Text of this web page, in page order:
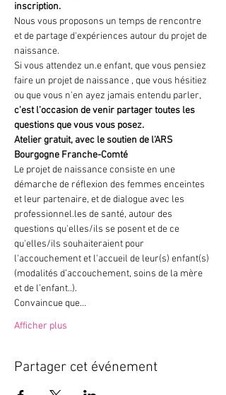
inscription.
Nous vous proposons un temps de rencontre
et de partage d'expériences autour du projet de
naissance.
Si vous attendez un.e enfant, que vous pensiez
faire un projet de naissance , que vous hésitiez
ou que vous n'en ayez jamais entendu parler,
c'est l'occasion de venir partager toutes les
questions que vous vous posez.
Atelier gratuit, avec le soutien de l'ARS
Bourgogne Franche-Comté
Le projet de naissance consiste en une
démarche de réflexion des femmes enceintes
et leur partenaire, et de dialogue avec les
professionnel.les de santé, autour des
questions qu'elles/ils se posent et de ce
qu'elles/ils souhaiteraient pour
l'accouchement et l'accueil de leur(s) enfant(s)
(modalités d’accouchement, soins de la mère
et de l’enfant..).
Convaincue que…
Afficher plus
Partager cet événement